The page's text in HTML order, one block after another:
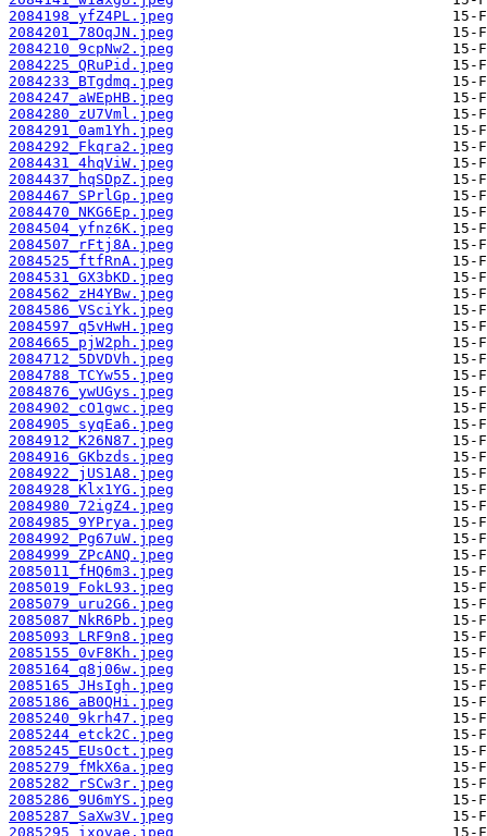
2084198_yfZ4PL.jpeg
2084201_78OqJN.jpeg
2084210_9cpNw2.jpeg
2084225_QRuPid.jpeg
2084233_BTgdmq.jpeg
2084247_aWEpHB.jpeg
2084280_zU7Vml.jpeg
2084291_0am1Yh.jpeg
2084292_Fkqra2.jpeg
2084431_4hqViW.jpeg
2084437_hqSDpZ.jpeg
2084467_SPrlGp.jpeg
2084470_NKG6Ep.jpeg
2084504_yfnz6K.jpeg
2084507_rFtj8A.jpeg
2084525_ftfRnA.jpeg
2084531_GX3bKD.jpeg
2084562_zH4YBw.jpeg
2084586_VSciYk.jpeg
2084597_q5vHwH.jpeg
2084665_pjW2ph.jpeg
2084712_5DVDVh.jpeg
2084788_TCYw55.jpeg
2084876_ywUGys.jpeg
2084902_cO1gwc.jpeg
2084905_syqEa6.jpeg
2084912_K26N87.jpeg
2084916_GKbzds.jpeg
2084922_jUS1A8.jpeg
2084928_Klx1YG.jpeg
2084980_72igZ4.jpeg
2084985_9YPrya.jpeg
2084992_Pg67uW.jpeg
2084999_ZPcANQ.jpeg
2085011_fHQ6m3.jpeg
2085019_FokL93.jpeg
2085079_uru2G6.jpeg
2085087_NkR6Pb.jpeg
2085093_LRF9n8.jpeg
2085155_0vF8Kh.jpeg
2085164_q8j06w.jpeg
2085165_JHsIgh.jpeg
2085186_aB0QHi.jpeg
2085240_9krh47.jpeg
2085244_etck2C.jpeg
2085245_EUsOct.jpeg
2085279_fMkX6a.jpeg
2085282_rSCw3r.jpeg
2085286_9U6mYS.jpeg
2085287_SaXw3V.jpeg
2085295_ixovae.jpeg